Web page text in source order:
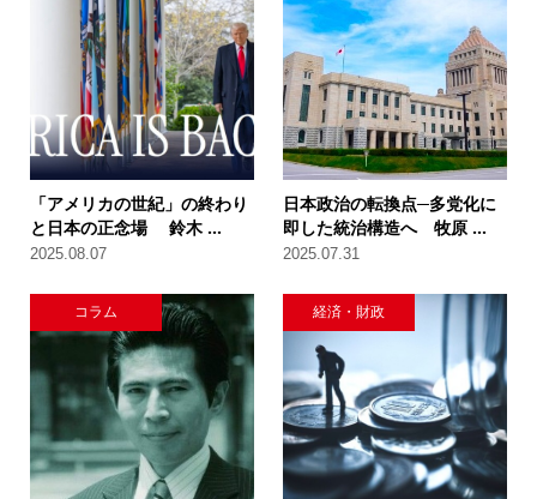
「アメリカの世紀」の終わり
と日本の正念場 鈴木 ...
2025.08.07
日本政治の転換点─多党化に
即した統治構造へ 牧原 ...
2025.07.31
コラム 経済・財政